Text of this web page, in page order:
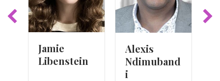
Jamie
Libenstein
Alexis
Ndimuband
i